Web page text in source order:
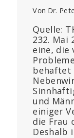
Von Dr.
Quelle:
232. Mai
eine, die
behaftet
und
einiger
die Frau
Deshalb